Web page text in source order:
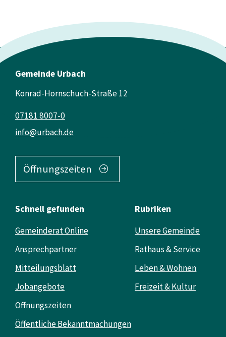
Gemeinde Urbach
Konrad-Hornschuch-Straße 12
info@urbach.de
07181 8007-0
Öffnungszeiten
Schnell gefunden
Gemeinderat Online
Ansprechpartner
Mitteilungsblatt
Jobangebote
Öffnungszeiten
Öffentliche Bekanntmachungen
Rubriken
Unsere Gemeinde
Rathaus & Service
Leben & Wohnen
Freizeit & Kultur